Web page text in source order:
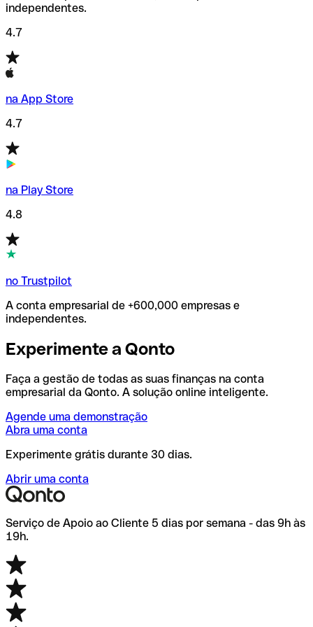
independentes.
4.7
na App Store
4.7
na Play Store
4.8
no Trustpilot
A conta empresarial de +600,000 empresas e
independentes.
Experimente a Qonto
Faça a gestão de todas as suas finanças na conta
empresarial da Qonto. A solução online inteligente.
Agende uma demonstração
Abra uma conta
Experimente grátis durante 30 dias.
Abrir uma conta
Serviço de Apoio ao Cliente 5 dias por semana - das 9h às
19h.